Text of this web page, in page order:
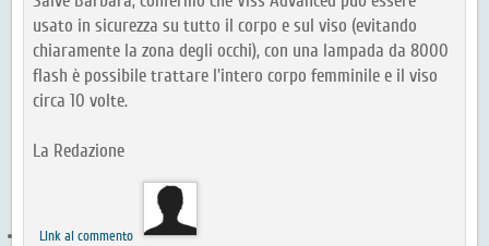
usato in sicurezza su tutto il corpo e sul viso (evitando
chiaramente la zona degli occhi), con una lampada da 8000
flash è possibile trattare l'intero corpo femminile e il viso
circa 10 volte.
La Redazione
Link al commento